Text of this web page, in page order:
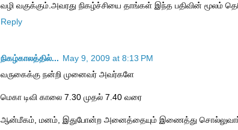
வழி வகுக்கும்.அவரது நிகழ்ச்சியை தாங்கள் இந்த பதிவின் மூலம்
Reply
நிகழ்காலத்தில்... May 9, 2009 at 8:13 PM
வருகைக்கு நன்றி முனைவர் அவர்களே
மெகா டிவி காலை 7.30 முதல் 7.40 வரை
ஆன்மீகம், மனம், இதுபோன்ற அனைத்தையும் இணைத்து